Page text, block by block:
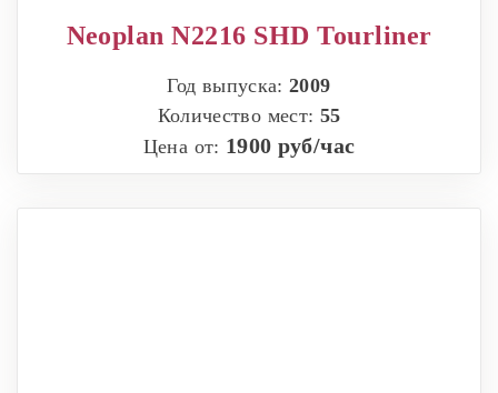
Neoplan N2216 SHD Tourliner
Год выпуска:2009
Количество мест: 55
Цена от: 1900 руб/час